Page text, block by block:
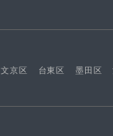
文京区 台東区 墨田区